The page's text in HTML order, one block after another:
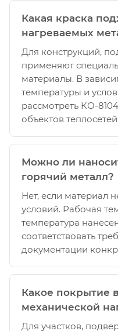
Какая краска
нагреваемых
Для конструкций,
применяют
материалы. В
температуры и
рассмотреть КО-
объектов
Можно ли
горячий металл?
Нет, если материал
условий. Рабочая
температура
соответствовать
документации
Какое покрытие
механической
Для участков,